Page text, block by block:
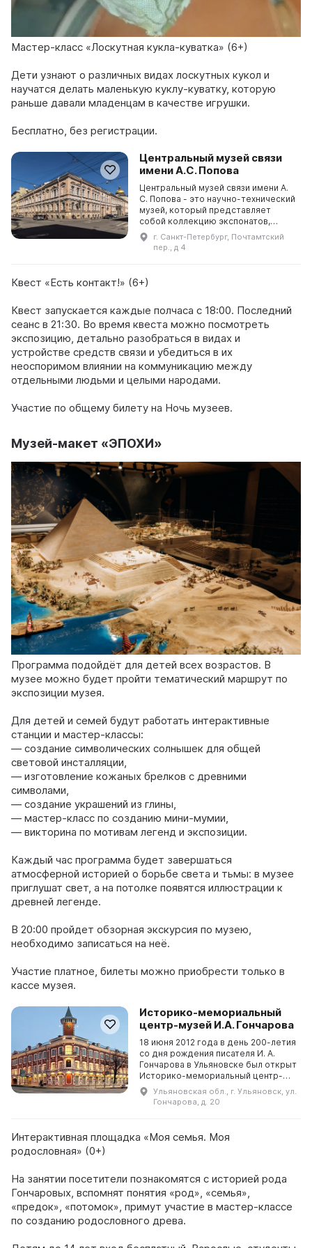
Мастер-класс «Лоскутная кукла-куватка» (6+)
Дети узнают о различных видах лоскутных кукол и
научатся делать маленькую куклу-куватку, которую
раньше давали младенцам в качестве игрушки.
Бесплатно, без регистрации.
Центральный музей связи
имени А.С. Попова
Центральный музей связи имени А.
С. Попова - это научно-технический
музей, который представляет
собой коллекцию экспонатов,
посвященных истории развития
средств связи. Здесь можно
г. Санкт-Петербург, Почтамтский
пер., д 4
Квест «Есть контакт!» (6+)
Квест запускается каждые полчаса с 18:00. Последний
сеанс в 21:30. Во время квеста можно посмотреть
экспозицию, детально разобраться в видах и
устройстве средств связи и убедиться в их
неоспоримом влиянии на коммуникацию между
отдельными людьми и целыми народами.
Участие по общему билету на Ночь музеев.
Музей-макет «ЭПОХИ»
Программа подойдёт для детей всех возрастов. В
музее можно будет пройти тематический маршрут по
экспозиции музея.
Для детей и семей будут работать интерактивные
станции и мастер-классы:
— создание символических солнышек для общей
световой инсталляции,
— изготовление кожаных брелков с древними
символами,
— создание украшений из глины,
— мастер-класс по созданию мини-мумии,
— викторина по мотивам легенд и экспозиции.
Каждый час программа будет завершаться
атмосферной историей о борьбе света и тьмы: в музее
приглушат свет, а на потолке появятся иллюстрации к
древней легенде.
В 20:00 пройдет обзорная экскурсия по музею,
необходимо записаться на неё.
Участие платное, билеты можно приобрести только в
кассе музея.
Историко-мемориальный
центр-музей И.А. Гончарова
18 июня 2012 года в день 200-летия
со дня рождения писателя И. А.
Гончарова в Ульяновске был открыт
Историко-мемориальный центр-
музей. Он был создан на базе уже
существовавшего Историко-
Ульяновская обл., г. Ульяновск, ул.
Гончарова, д. 20
Интерактивная площадка «Моя семья. Моя
родословная» (0+)
На занятии посетители познакомятся с историей рода
Гончаровых, вспомнят понятия «род», «семья»,
«предок», «потомок», примут участие в мастер-классе
по созданию родословного древа.